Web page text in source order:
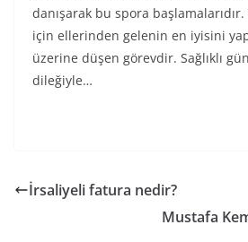
danışarak bu spora başlamalarıdır.
için ellerinden gelenin en iyisini
üzerine düşen görevdir. Sağlıklı
dileğiyle…
İrsaliyeli fatura nedir?
Mustafa